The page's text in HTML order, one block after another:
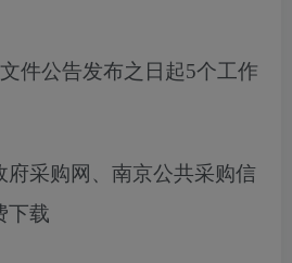
件公告发布之日起5个工作
府采购网、南京公共采购信
下载